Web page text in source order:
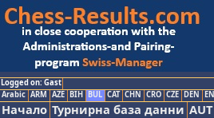
Logged on: Gast
Arabic ARM AZE BIH BUL CAT CHN CRO CZE DEN
Начало Турнирна база данни